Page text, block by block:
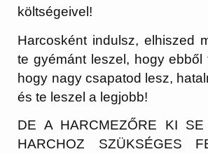
költségeivel!
Harcosként indulsz, elhiszed
te gyémánt leszel, hogy ebből
hogy nagy csapatod lesz,
és te leszel a legjobb!
DE A HARCMEZŐRE KI
HARCHOZ SZÜKSÉGES